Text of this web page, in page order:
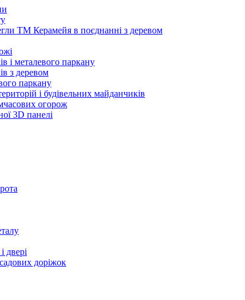
ТМ Керамейя в поєднанні з деревом
і металевого паркану
з деревом
паркану
і будівельних майданчиків
огорож
3D панелі
двері
доріжок